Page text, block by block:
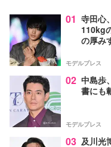
01 寺田心
110kg
の厚み
モデルプレス
02 中島歩
書にも
モデルプレス
03 及川光